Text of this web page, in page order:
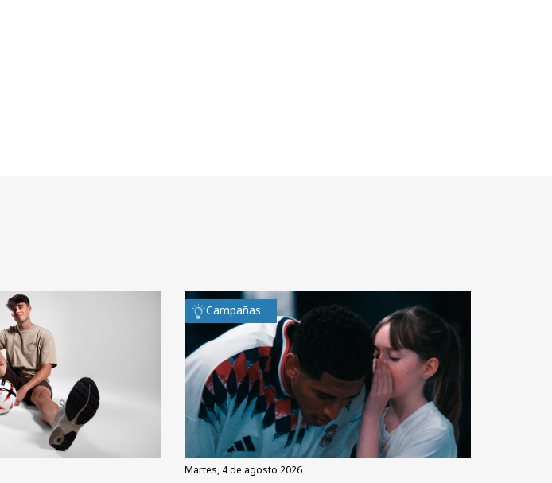
Campañas
martes, 4 de agosto 2026